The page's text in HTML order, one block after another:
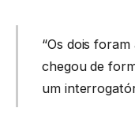
“Os dois
chegou de
um